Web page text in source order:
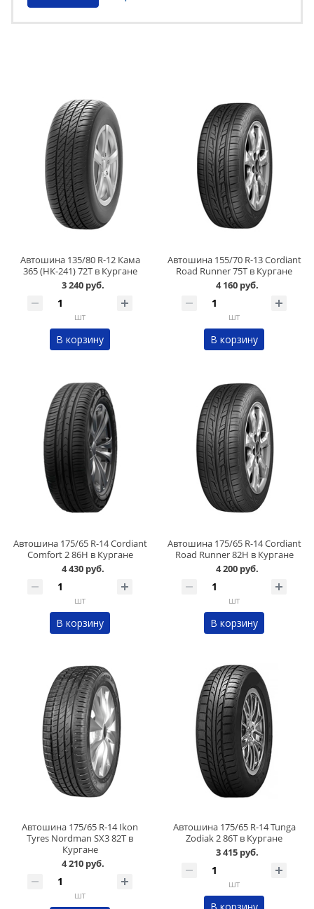
Автошина 135/80 R-12 Кама
365 (НК-241) 72T в Кургане
3 240 руб.
шт
В корзину
Автошина 155/70 R-13 Cordiant
Road Runner 75T в Кургане
4 160 руб.
шт
В корзину
Автошина 175/65 R-14 Cordiant
Comfort 2 86H в Кургане
4 430 руб.
шт
В корзину
Автошина 175/65 R-14 Cordiant
Road Runner 82H в Кургане
4 200 руб.
шт
В корзину
Автошина 175/65 R-14 Ikon
Tyres Nordman SX3 82T в
Кургане
4 210 руб.
шт
Автошина 175/65 R-14 Tunga
Zodiak 2 86T в Кургане
3 415 руб.
шт